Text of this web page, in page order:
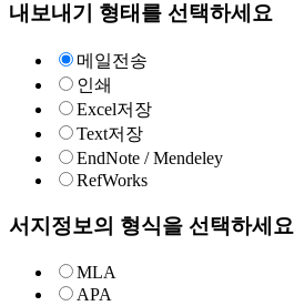
내보내기 형태를 선택하세요
메일전송
인쇄
Excel저장
Text저장
EndNote / Mendeley
RefWorks
서지정보의 형식을 선택하세요
MLA
APA